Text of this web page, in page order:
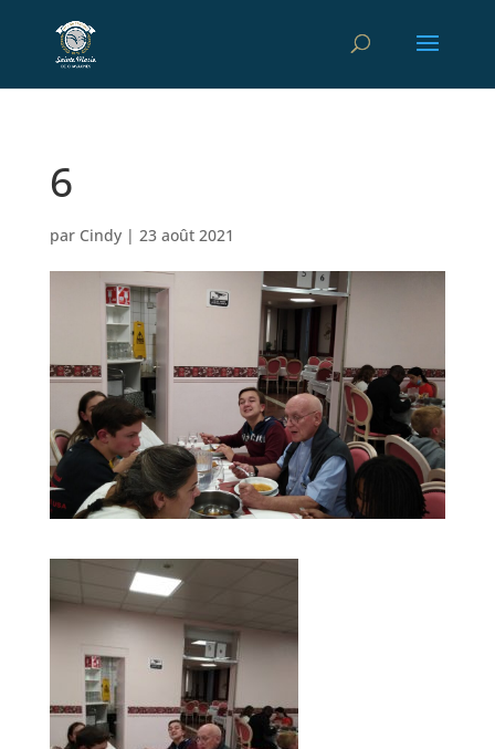
6
par Cindy| 23 août 2021